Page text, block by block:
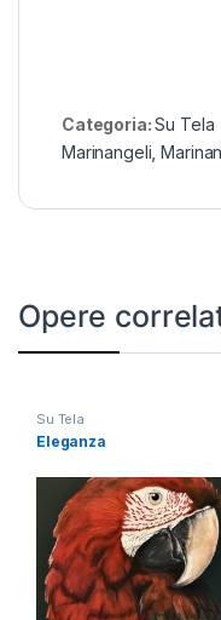
Categoria:Su Tela
Marinangeli ,
Opere
Su Tela
Eleganza